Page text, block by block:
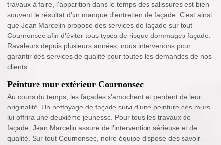
travaux à faire, l'apparition dans le temps des salissures est bien
souvent le résultat d'un manque d'entretien de façade. C’est ainsi
que Jean Marcelin propose des services de façade sur tout
Cournonsec afin d’éviter tous types de risque dommages façade.
Ravaleurs depuis plusieurs années, nous intervenons pour
garantir des services de qualité pour toutes les demandes de nos
clients.
Peinture mur extérieur Cournonsec
Au cours du temps, les façades s’amochent et perdent de leur
originalité. Un nettoyage de façade suivi d’une peinture des murs
lui offrira une deuxième jeunesse. Pour tous les travaux de
façade, Jean Marcelin assure de l’intervention sérieuse et de
qualité. Sur tout Cournonsec, notre équipe dispose des savoir-